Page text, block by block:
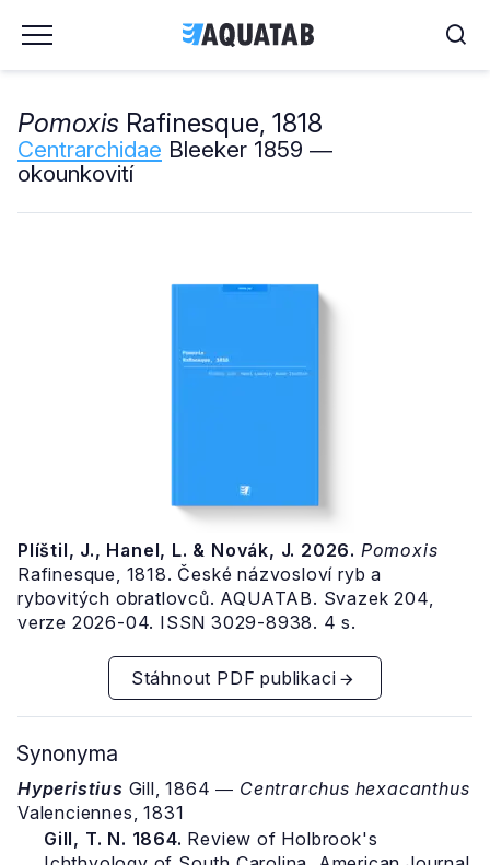
Pomoxis Rafinesque, 1818
Centrarchidae Bleeker 1859 ―
okounkovití
Plíštil, J., Hanel, L. & Novák, J. 2026. Pomoxis
Rafinesque, 1818. České názvosloví ryb a
rybovitých obratlovců. AQUATAB. Svazek 204,
verze 2026-04. ISSN 3029-8938. 4 s.
Stáhnout PDF publikaci
Synonyma
Hyperistius Gill, 1864 ― Centrarchus hexacanthus
Valenciennes, 1831
Gill, T. N. 1864. Review of Holbrook's